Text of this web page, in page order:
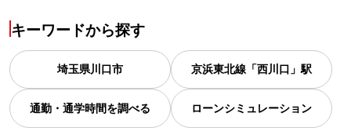
キーワードから探す
埼玉県川口市 京浜東北線「西川口」駅
通勤・通学時間を調べる ローンシミュレーション